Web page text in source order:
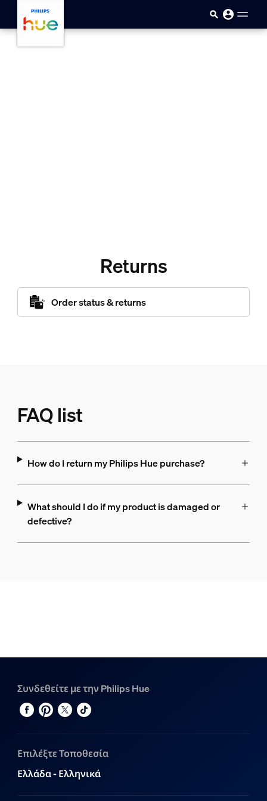
Μετάβαση στο κύριο
Returns
Order status & returns
FAQ list
How do I return my Philips Hue purchase?
What should I do if my product is damaged or
defective?
Συνδεθείτε με την Philips Hue
Επιλέξτε Τοποθεσία
Ελλάδα - Ελληνικά